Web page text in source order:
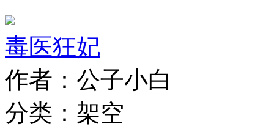
毒医狂妃
作者：公子小白
分类：架空